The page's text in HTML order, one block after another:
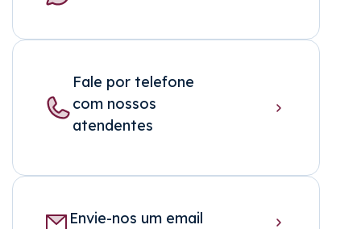
Fale por telefone
com nossos
atendentes
Envie-nos um email